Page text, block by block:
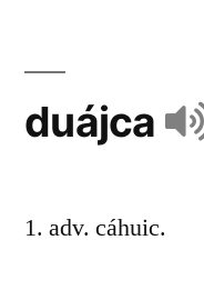
duájca
1. adv. cáhuic.